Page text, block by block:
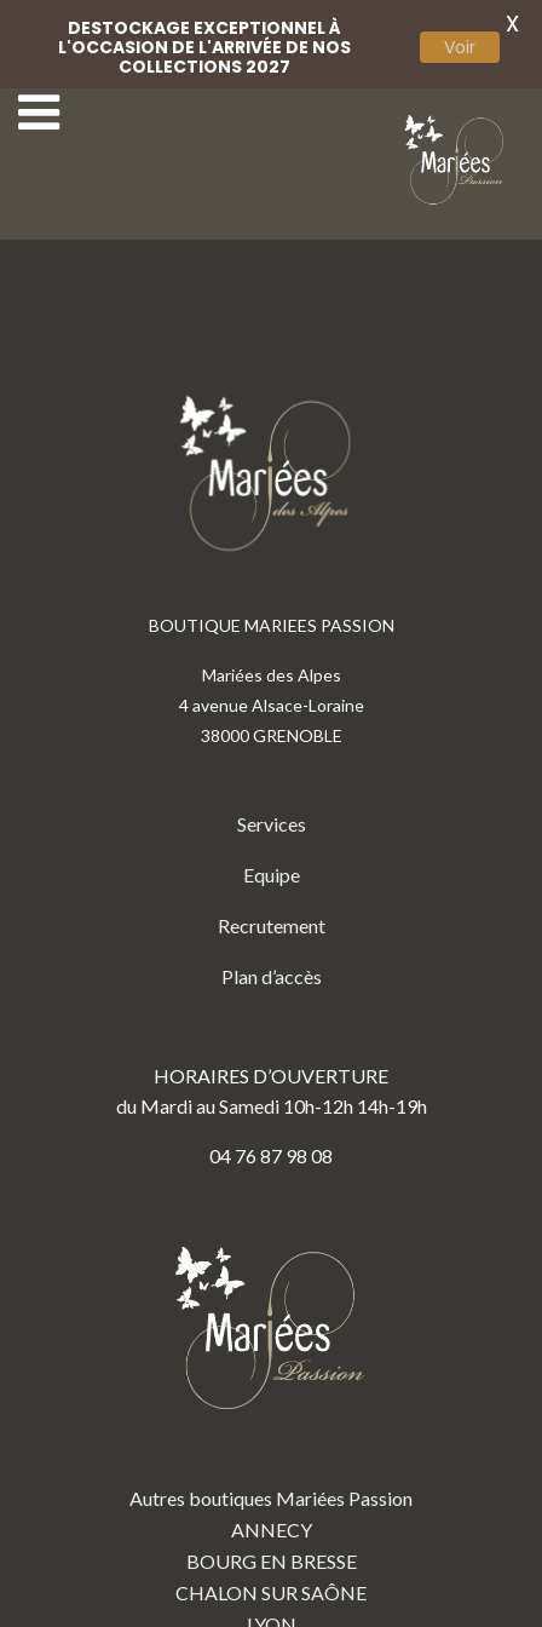
7-Mariées Passion 9-Mariées Passion
BOUTIQUE MARIEES PASSION
Mariées des Alpes
4 avenue Alsace-Loraine
38000 GRENOBLE
Services
Equipe
Recrutement
Plan d’accès
HORAIRES D’OUVERTURE
du Mardi au Samedi 10h-12h 14h-19h
04 76 87 98 08
Autres boutiques Mariées Passion
ANNECY
BOURG EN BRESSE
CHALON SUR SAÔNE
DESTOCKAGE EXCEPTIONNEL À
L'OCCASION DE L'ARRIVÉE DE NOS
COLLECTIONS 2027
Voir
X